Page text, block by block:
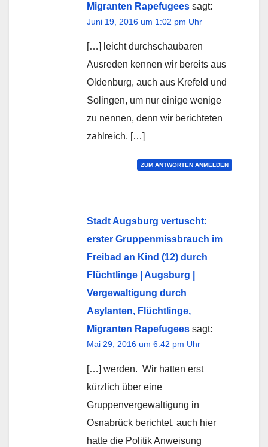
Migranten Rapefugees sagt:
Juni 19, 2016 um 1:02 pm Uhr
[…] leicht durchschaubaren
Ausreden kennen wir bereits aus
Oldenburg, auch aus Krefeld und
Solingen, um nur einige wenige
zu nennen, denn wir berichteten
zahlreich. […]
ZUM ANTWORTEN ANMELDEN
Stadt Augsburg vertuscht:
erster Gruppenmissbrauch im
Freibad an Kind (12) durch
Flüchtlinge | Augsburg |
Vergewaltigung durch
Asylanten, Flüchtlinge,
Migranten Rapefugees sagt:
Mai 29, 2016 um 6:42 pm Uhr
[…] werden. Wir hatten erst
kürzlich über eine
Gruppenvergewaltigung in
Osnabrück berichtet, auch hier
hatte die Politik Anweisung